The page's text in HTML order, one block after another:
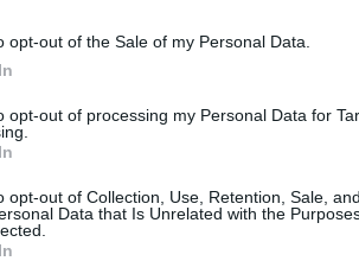
opt-out of the Sale of my Personal Data.
opt-out of processing my Personal Data for
opt-out of Collection, Use, Retention, Sale,
Data that Is Unrelated with the
novēršana
un iekaisuma
skrimšļu